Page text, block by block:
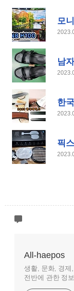
All-haepos
생활, 문화, 경제
전반에 관한 정